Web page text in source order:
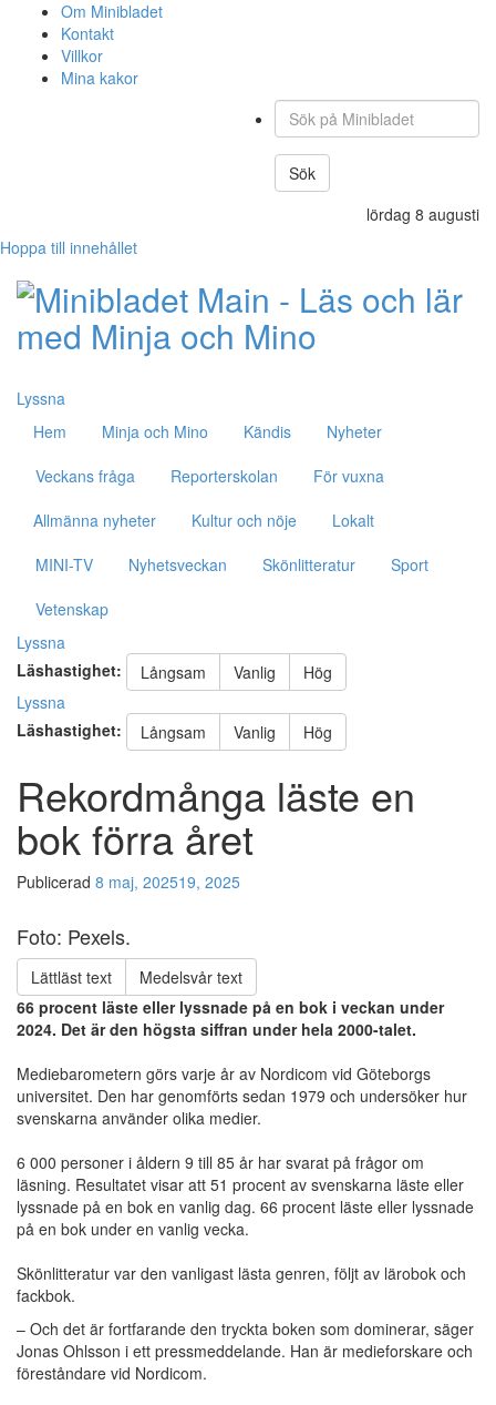
Om Minibladet
Kontakt
Villkor
Mina kakor
Sök
på
Minibladet
Sök
lördag 8 augusti
Hoppa till innehållet
Lyssna
Hem
Minja och Mino Kändis
Nyheter
Veckans fråga
Reporterskolan
För vuxna
Allmänna nyheter
Kultur och nöje
Lokalt
MINI-TV
Nyhetsveckan Skönlitteratur
Sport
Vetenskap
Lyssna
Läshastighet:
Långsam Vanlig
Hög
Lyssna
Läshastighet:
Långsam Vanlig Hög
Rekordmånga läste en
bok förra året
Publicerad 8 maj, 202519, 2025
Foto: Pexels.
Lättläst text
Medelsvår text
66 procent läste eller lyssnade på en bok i veckan under
2024. Det är den högsta siffran under hela 2000-talet.
Mediebarometern görs varje år av Nordicom vid Göteborgs
universitet. Den har genomförts sedan 1979 och undersöker hur
svenskarna använder olika medier.
6 000 personer i åldern 9 till 85 år har svarat på frågor om
läsning. Resultatet visar att 51 procent av svenskarna läste eller
lyssnade på en bok en vanlig dag. 66 procent läste eller lyssnade
på en bok under en vanlig vecka.
Skönlitteratur var den vanligast lästa genren, följt av lärobok och
fackbok.
– Och det är fortfarande den tryckta boken som dominerar, säger
Jonas Ohlsson i ett pressmeddelande. Han är medieforskare och
föreståndare vid Nordicom.